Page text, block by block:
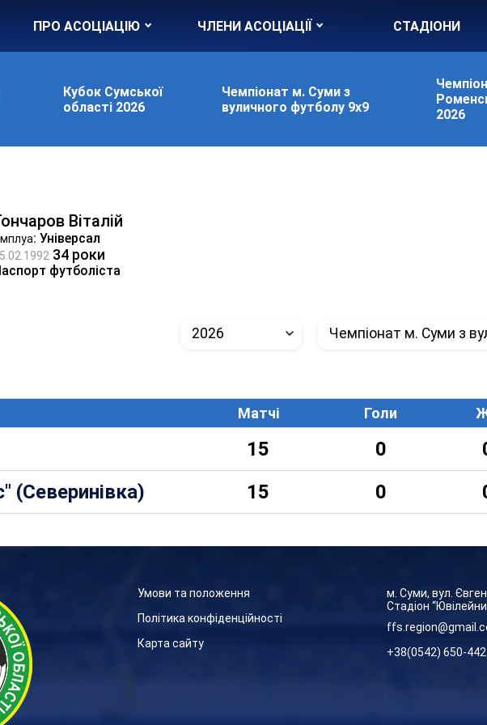
ПРО АСОЦІАЦІЮ ЧЛЕНИ АСОЦІАЦІЇ СТАДІОНИ
Кубок Сумської
області 2026
Чемпіонат м. Суми з
вуличного футболу 9х9
2026
Віталій
: Універсал
34 роки
футболіста
2026 Чемпіонат м. Суми з
Матчі Голи
15 0
(Северинівка)
15 0
Умови та положення
Політика конфіденційності
Карта сайту
м. Суми, вул.
Стадіон
+38(0542) 650-442